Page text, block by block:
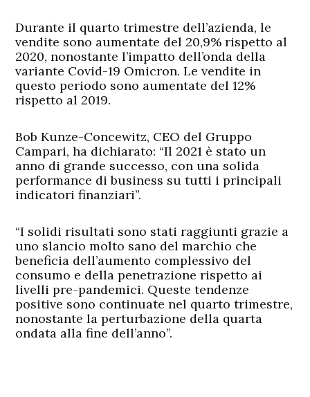
Durante il quarto trimestre dell’azienda, le
vendite sono aumentate del 20,9% rispetto al
2020, nonostante l’impatto dell’onda della
variante Covid-19 Omicron. Le vendite in
questo periodo sono aumentate del 12%
rispetto al 2019.
Bob Kunze-Concewitz, CEO del Gruppo
Campari, ha dichiarato: “Il 2021 è stato un
anno di grande successo, con una solida
performance di business su tutti i principali
indicatori finanziari”.
“I solidi risultati sono stati raggiunti grazie a
uno slancio molto sano del marchio che
beneficia dell’aumento complessivo del
consumo e della penetrazione rispetto ai
livelli pre-pandemici. Queste tendenze
positive sono continuate nel quarto trimestre,
nonostante la perturbazione della quarta
ondata alla fine dell’anno”.